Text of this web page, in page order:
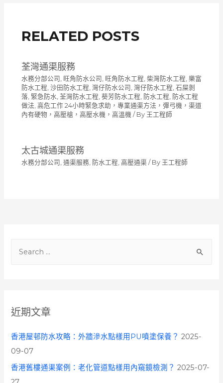
h
f
o
近期文章
香港屋邨防水攻略：外牆滲水點樣用PU噴塗保養？ 2025-
09-07
香港舊樓通渠案例：老化管道點樣用內窺鏡檢測？ 2025-07-
RELATED POSTS
荃灣通渠服務
水務分部公司 旺角防水公司 旺角防水工程 柴灣防水工程 樂富
防水工程 沙田防水工程 灣仔防水公司 灣仔防水工程 石屎剝
落, 緊急防水 荃灣防水工程 葵芳防水工程 防水工程 防水工程
做法 高危工作 24小時緊急求助，專業通渠方法，彈弓機，渠道
內有硬物，高壓槍，高壓水機，高溫機 / By 王工程師
太古城通渠服務
水務分部公司 , 通渠服務, 防水工程, 高壓通渠 / By 王工程師